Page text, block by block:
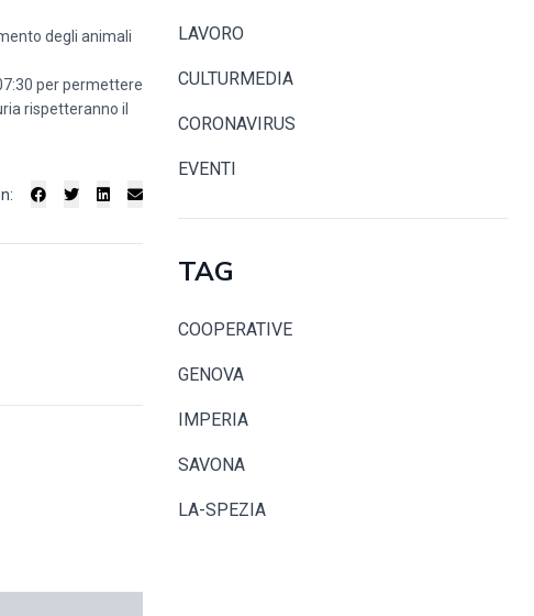
degli animali
per permettere
rispetteranno il
LAVORO
CULTURMEDIA
CORONAVIRUS
EVENTI
TAG
COOPERATIVE
GENOVA
IMPERIA
SAVONA
LA-SPEZIA